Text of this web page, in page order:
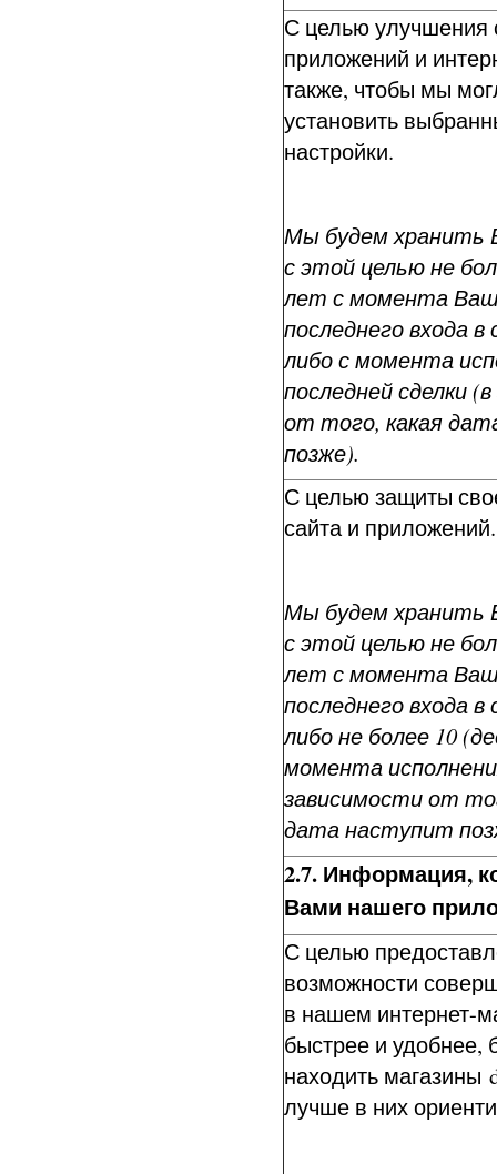
С целью улучшения
приложений и
также, чтобы мы
установить
настройки.
Мы будем хранить
с этой целью не
лет с момента
последнего входа в
либо с момента
последней сделки
от того, какая
позже).
С целью защиты
сайта и приложений.
Мы будем хранить
с этой целью не
лет с момента
последнего входа в
либо не более 10
момента
зависимости от
дата наступит
2.7. Информация,
Вами нашего
С целью
возможности
в нашем интернет-
быстрее и удобнее,
находить магазины
лучше в них